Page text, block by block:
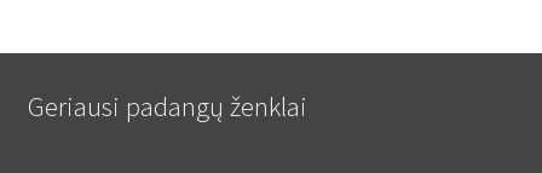
Geriausi padangų ženklai